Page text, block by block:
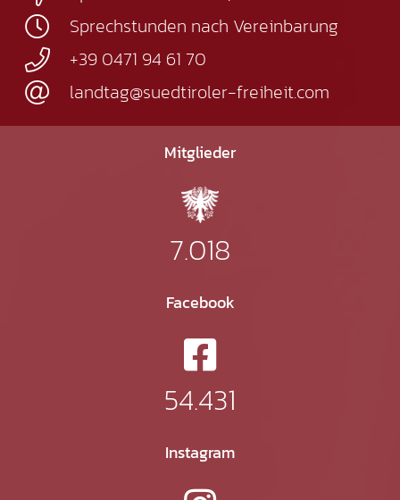
Sprechstunden nach Vereinbarung
+39 0471 94 61 70
landtag@suedtiroler-freiheit.com
Mitglieder
7.018
Facebook
54.431
Instagram